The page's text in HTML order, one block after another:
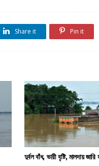
Share it Pin it
দুর্বল বাঁধ, ভারী বৃষ্টি, মালদায়